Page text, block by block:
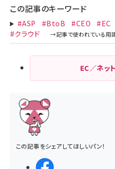
この記事のキーワード
#ASP #BtoB #CEO #EC
#クラウド
EC／ネッ
この記事をシェアしてほしいパン！